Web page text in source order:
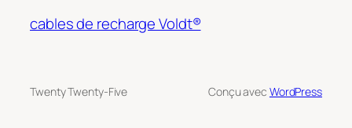
cables de recharge Voldt®
Twenty Twenty-Five Conçu avec WordPress